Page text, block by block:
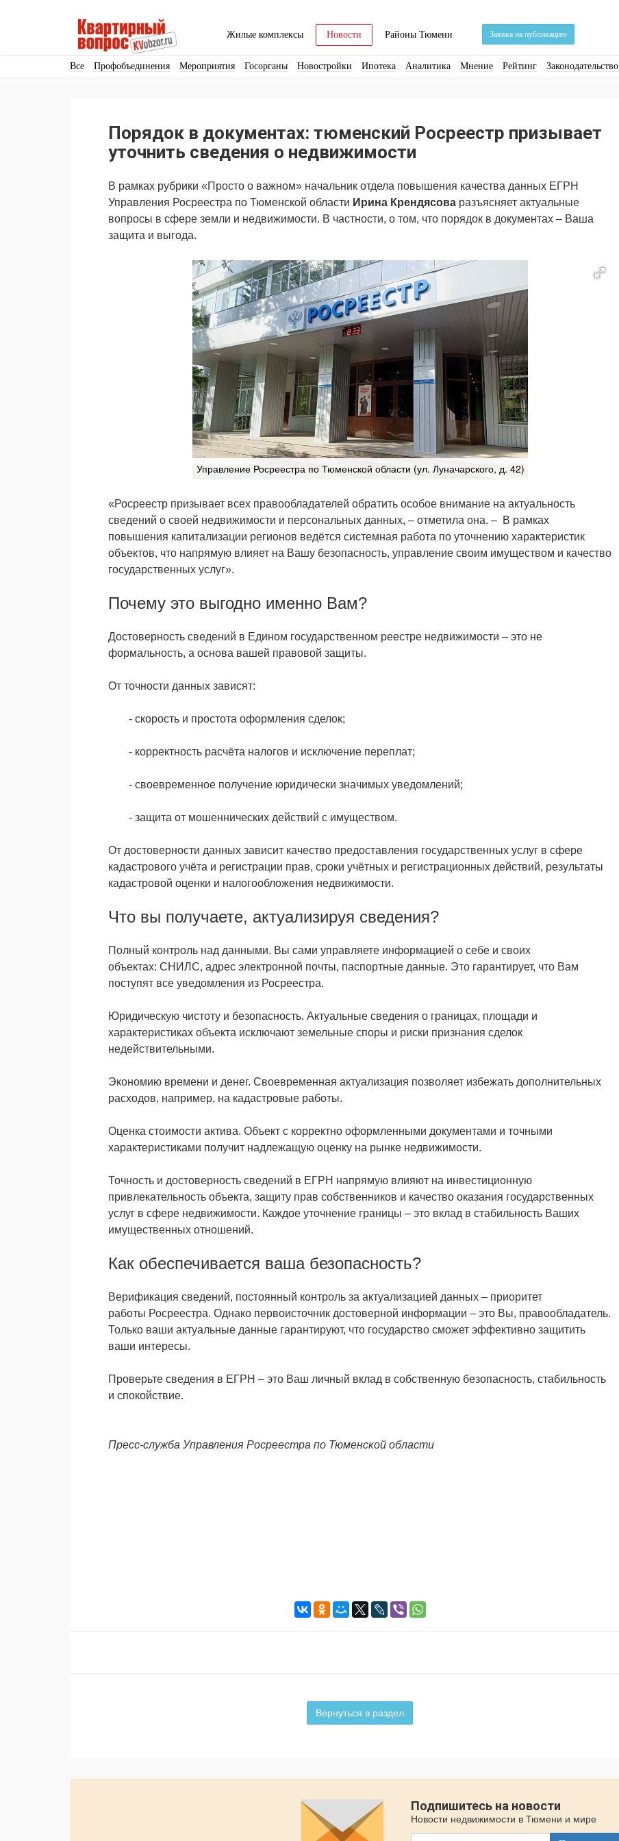
Жилые комплексы Новости Районы Тюмени Заявка на публикацию
Все Профобъединения Мероприятия Госорганы Новостройки Ипотека Аналитика Мнение Рейтинг Законодательство
Порядок в документах: тюменский Росреестр призывает
уточнить сведения о недвижимости
В рамках рубрики «Просто о важном» начальник отдела повышения качества данных ЕГРН
Управления Росреестра по Тюменской области Ирина Крендясова разъясняет актуальные
вопросы в сфере земли и недвижимости. В частности, о том, что порядок в документах – Ваша
защита и выгода.
Управление Росреестра по Тюменской области (ул. Луначарского, д. 42)
«Росреестр призывает всех правообладателей обратить особое внимание на актуальность
сведений о своей недвижимости и персональных данных, – отметила она. – В рамках
повышения капитализации регионов ведётся системная работа по уточнению характеристик
объектов, что напрямую влияет на Вашу безопасность, управление своим имуществом и качество
государственных услуг».
Почему это выгодно именно Вам?
Достоверность сведений в Едином государственном реестре недвижимости – это не
формальность, а основа вашей правовой защиты.
От точности данных зависят:
- скорость и простота оформления сделок;
- корректность расчёта налогов и исключение переплат;
- своевременное получение юридически значимых уведомлений;
- защита от мошеннических действий с имуществом.
От достоверности данных зависит качество предоставления государственных услуг в сфере
кадастрового учёта и регистрации прав, сроки учётных и регистрационных действий, результаты
кадастровой оценки и налогообложения недвижимости.
Что вы получаете, актуализируя сведения?
Полный контроль над данными. Вы сами управляете информацией о себе и своих
объектах: СНИЛС, адрес электронной почты, паспортные данные. Это гарантирует, что Вам
поступят все уведомления из Росреестра.
Юридическую чистоту и безопасность. Актуальные сведения о границах, площади и
характеристиках объекта исключают земельные споры и риски признания сделок
недействительными.
Экономию времени и денег. Своевременная актуализация позволяет избежать дополнительных
расходов, например, на кадастровые работы.
Оценка стоимости актива. Объект с корректно оформленными документами и точными
характеристиками получит надлежащую оценку на рынке недвижимости.
Точность и достоверность сведений в ЕГРН напрямую влияют на инвестиционную
привлекательность объекта, защиту прав собственников и качество оказания государственных
услуг в сфере недвижимости. Каждое уточнение границы – это вклад в стабильность Ваших
имущественных отношений.
Как обеспечивается ваша безопасность?
Верификация сведений, постоянный контроль за актуализацией данных – приоритет
работы Росреестра. Однако первоисточник достоверной информации – это Вы, правообладатель.
Только ваши актуальные данные гарантируют, что государство сможет эффективно защитить
ваши интересы.
Проверьте сведения в ЕГРН – это Ваш личный вклад в собственную безопасность, стабильность
и спокойствие.
Пресс-служба Управления Росреестра по Тюменской области
Вернуться в раздел
Подпишитесь на новости
Новости недвижимости в Тюмени и мире